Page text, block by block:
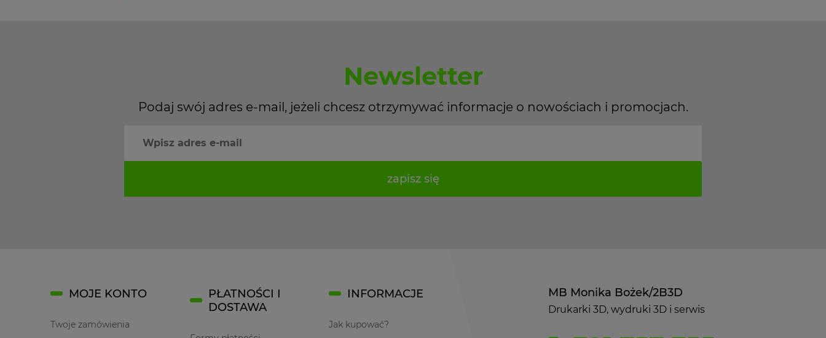
Newsletter
Podaj swój adres e-mail, jeżeli chcesz otrzymywać informacje o nowościach i promocjach.
zapisz się
MB Monika Bożek/2B3D
Drukarki 3D, wydruki 3D i serwis
MOJE KONTO
Twoje zamówienia
PŁATNOŚCI I
DOSTAWA
INFORMACJE
Jak kupować?